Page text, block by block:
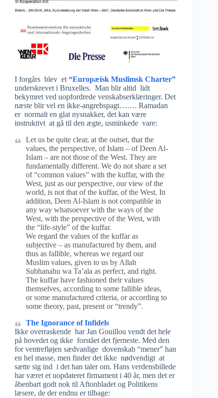
I forgårs blev et “Europæisk Muslimsk Charter”
underskrevet i Bruxelles. Man blir altid lidt
bekymret ved uopfordrede venskabserklæringer. Det
næste blir vel en ikke-angrebspagt……. Ramadan
er normalt en glat nysnakker, det kan være
instruktivt at gå til den ægte, usminkede vare:
Let us be quite clear, at the outset, that the
values, the perspective, of Islam – of Deen Al-
Islam – are not those of the West. They are
fundamentally different. We do not share a set
of “common values” with the kuffar, with the
West, just as our perspective, our view of the
world, is not that of the kuffar, of the West. In
addition, Deen Al-Islam is not compatible in
any way whatsoever with the ways of the
West, with the perspective of the West, with
the “life-style” of the kuffar.
We regard the values of the kuffar as
subjective – as manufactured by them, and
thus as fallible, whereas we regard our
Muslim values, given to us by Allah
Subhanahu wa Ta’ala as perfect, and right.
The kuffar have fashioned their values
themselves, according to some fallible ideas,
or some manufactured criteria, or according to
some theory, past, present or “trendy”.
The Ignorance of Infidels
Ikke overraskende har Jan Gouillou vendt det hele
på hovedet og ikke forstået det fjerneste. Med den
for ventrefløjen sædvanlige dovenskab “mener” han
en hel masse, men finder det ikke nødvendigt at
sætte sig ind i det han taler om. Hans verdensbillede
har været et uopdateret firmament i 40 år, men det er
åbenbart godt nok til Aftonbladet og Politikens
læsere, de der endnu er tilbage: